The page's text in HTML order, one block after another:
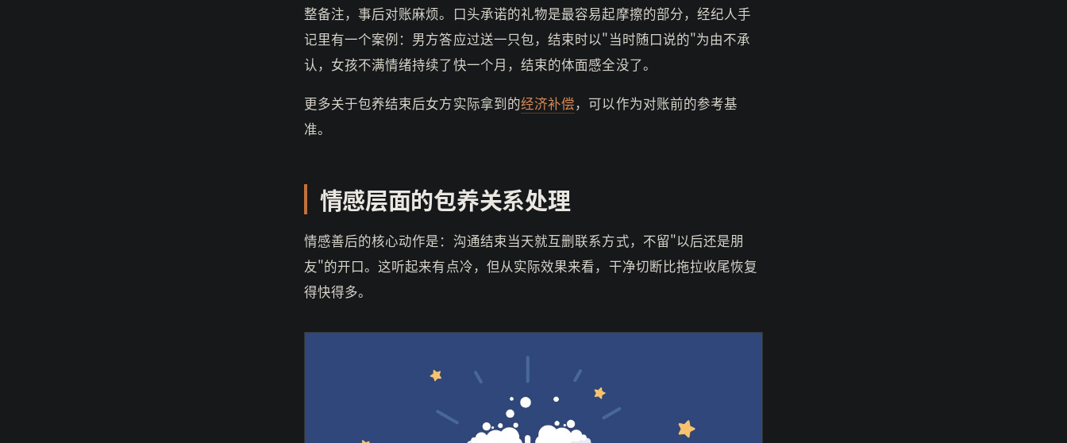
整备注，事后对账麻烦。口头承诺的礼物是最容易起摩擦的部分，经纪人手
记里有一个案例：男方答应过送一只包，结束时以"当时随口说的"为由不承
认，女孩不满情绪持续了快一个月，结束的体面感全没了。
更多关于包养结束后女方实际拿到的经济补偿，可以作为对账前的参考基
准。
情感层面的包养关系处理
情感善后的核心动作是：沟通结束当天就互删联系方式，不留"以后还是朋
友"的开口。这听起来有点冷，但从实际效果来看，干净切断比拖拉收尾恢复
得快得多。